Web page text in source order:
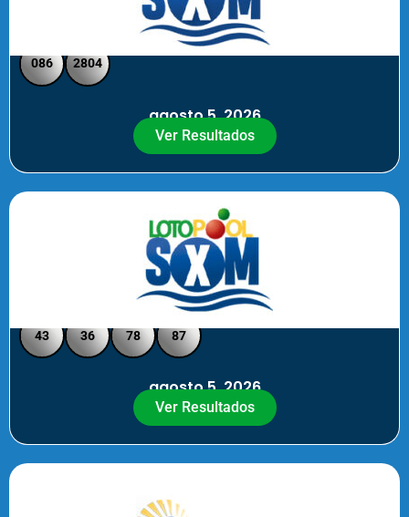
SXM Medio día - Pick 3 Pick 4
086 2804
agosto 5, 2026
Ver Resultados
Loto Pool SXM - Medio Día
43 36 78 87
agosto 5, 2026
Ver Resultados